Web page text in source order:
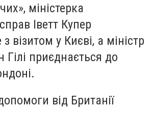
міністерка
Іветт Купер
візитом у Києві, а міністр
приєднається до
від Британії